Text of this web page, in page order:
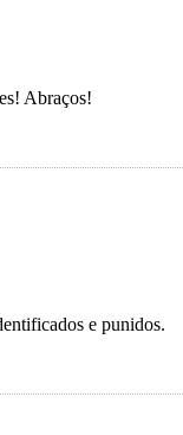
Abraços!
e punidos.